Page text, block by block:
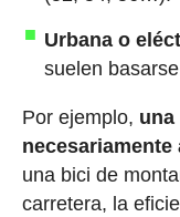
Urbana o
suelen
Por ejemplo, una
necesariamente
una bici de
carretera, la